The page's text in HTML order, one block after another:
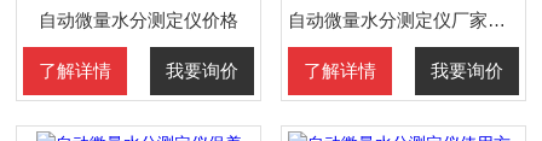
自动微量水分测定仪价格
了解详情 我要询价
自动微量水分测定仪厂家报价
了解详情 我要询价